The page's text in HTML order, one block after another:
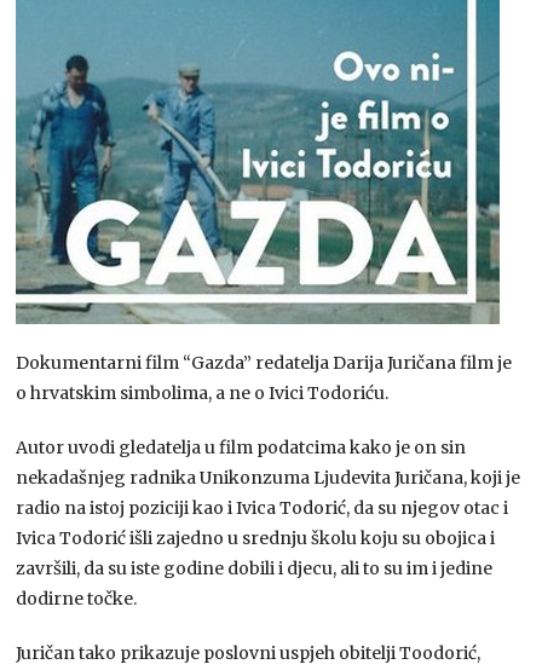
Dokumentarni film “Gazda” redatelja Darija Juričana film je
o hrvatskim simbolima, a ne o Ivici Todoriću.
Autor uvodi gledatelja u film podatcima kako je on sin
nekadašnjeg radnika Unikonzuma Ljudevita Juričana, koji je
radio na istoj poziciji kao i Ivica Todorić, da su njegov otac i
Ivica Todorić išli zajedno u srednju školu koju su obojica i
završili, da su iste godine dobili i djecu, ali to su im i jedine
dodirne točke.
Juričan tako prikazuje poslovni uspjeh obitelji Toodorić,